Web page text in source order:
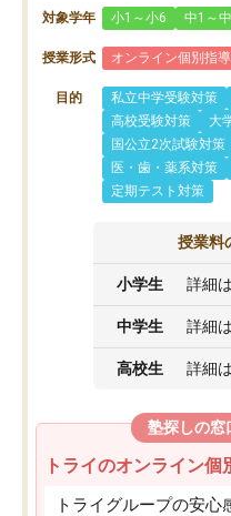
対象学年 小1～小6 中1～
授業形式 オンライン個別指
目的 私立中学受験対策
高校受験対策
大
国公立2次試験対策
医・歯・薬系対策
定期テスト対策
授業料
小学生 詳細
中学生 詳細
高校生 詳細
塾探しの窓
トライのオンライン
トライグループの安